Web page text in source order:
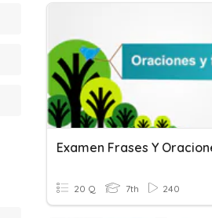
Examen Frases Y
20 Q 7th 240